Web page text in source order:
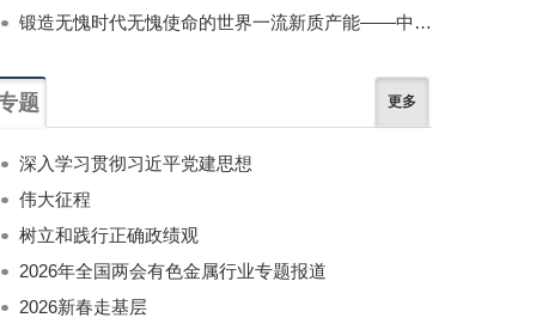
锻造无愧时代无愧使命的世界一流新质产能——中国有色金属工业的战略应对与破局之道（二）
题 更多
深入学习贯彻习近平党建思想
伟大征程
树立和践行正确政绩观
2026年全国两会有色金属行业专题报道
2026新春走基层